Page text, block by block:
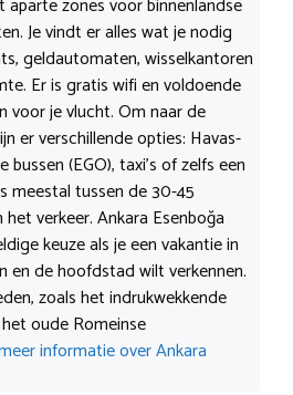
zones voor binnenlandse
Je vindt er alles wat je nodig
geldautomaten, wisselkantoren
Er is gratis wifi en voldoende
voor je vlucht. Om naar de
er verschillende opties: Havas-
(EGO), taxi’s of zelfs een
meestal tussen de 30-45
verkeer. Ankara Esenboğa
keuze als je een vakantie in
en de hoofdstad wilt verkennen.
zoals het indrukwekkende
oude Romeinse
informatie over Ankara